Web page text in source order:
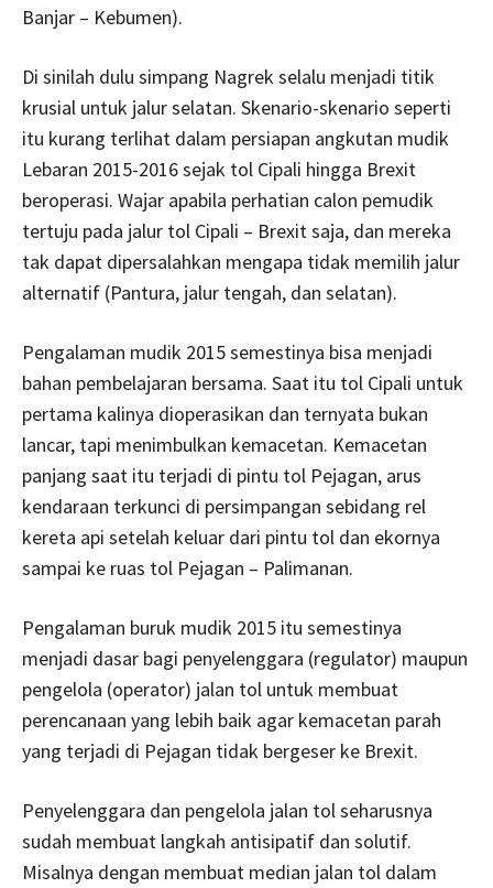
Banjar – Kebumen).
Di sinilah dulu simpang Nagrek selalu menjadi titik
krusial untuk jalur selatan. Skenario-skenario seperti
itu kurang terlihat dalam persiapan angkutan mudik
Lebaran 2015-2016 sejak tol Cipali hingga Brexit
beroperasi. Wajar apabila perhatian calon pemudik
tertuju pada jalur tol Cipali – Brexit saja, dan mereka
tak dapat dipersalahkan mengapa tidak memilih jalur
alternatif (Pantura, jalur tengah, dan selatan).
Pengalaman mudik 2015 semestinya bisa menjadi
bahan pembelajaran bersama. Saat itu tol Cipali untuk
pertama kalinya dioperasikan dan ternyata bukan
lancar, tapi menimbulkan kemacetan. Kemacetan
panjang saat itu terjadi di pintu tol Pejagan, arus
kendaraan terkunci di persimpangan sebidang rel
kereta api setelah keluar dari pintu tol dan ekornya
sampai ke ruas tol Pejagan – Palimanan.
Pengalaman buruk mudik 2015 itu semestinya
menjadi dasar bagi penyelenggara (regulator) maupun
pengelola (operator) jalan tol untuk membuat
perencanaan yang lebih baik agar kemacetan parah
yang terjadi di Pejagan tidak bergeser ke Brexit.
Penyelenggara dan pengelola jalan tol seharusnya
sudah membuat langkah antisipatif dan solutif.
Misalnya dengan membuat median jalan tol dalam